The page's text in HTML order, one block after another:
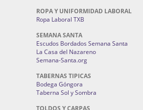
ROPA Y UNIFORMIDAD LABORAL
Ropa Laboral TXB
SEMANA SANTA
Escudos Bordados Semana Santa
La Casa del Nazareno
Semana-Santa.org
TABERNAS TIPICAS
Bodega Góngora
Taberna Sol y Sombra
TOLDOS Y CARPAS